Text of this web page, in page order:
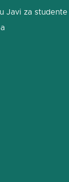
Javi za studente